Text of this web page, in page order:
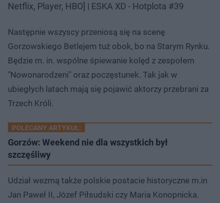
Netflix, Player, HBO] | ESKA XD - Hotplota #39
Następnie wszyscy przeniosą się na scenę
Gorzowskiego Betlejem tuż obok, bo na Starym Rynku.
Będzie m. in. wspólne śpiewanie kolęd z zespołem
"Nowonarodzeni" oraz poczęstunek. Tak jak w
ubiegłych latach mają się pojawić aktorzy przebrani za
Trzech Króli.
POLECANY ARTYKUŁ:
Gorzów: Weekend nie dla wszystkich był
szczęśliwy
Udział wezmą także polskie postacie historyczne m.in
Jan Paweł II, Józef Piłsudski czy Maria Konopnicka.